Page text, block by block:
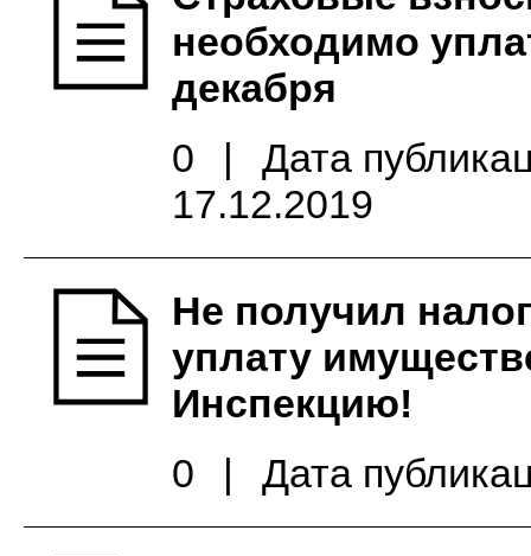
необходимо
декабря
0
|
Дата
17.12.2019
Не получил
уплату
Инспекцию!
0
| Дата